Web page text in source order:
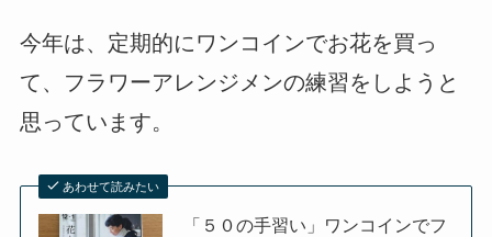
今年は、定期的にワンコインでお花を買っ
て、フラワーアレンジメンの練習をしようと
思っています。
あわせて読みたい
「５０の手習い」ワンコインでフ